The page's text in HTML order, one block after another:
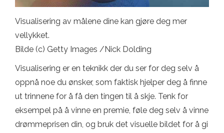
Visualisering av målene dine kan gjøre deg mer
vellykket.
Bilde (c) Getty Images /Nick Dolding
Visualisering er en teknikk der du ser for deg selv å
oppnå noe du ønsker, som faktisk hjelper deg å finne
ut trinnene for å få den tingen til å skje. Tenk for
eksempel på å vinne en premie, føle deg selv å vinne
drømmeprisen din, og bruk det visuelle bildet for å gi